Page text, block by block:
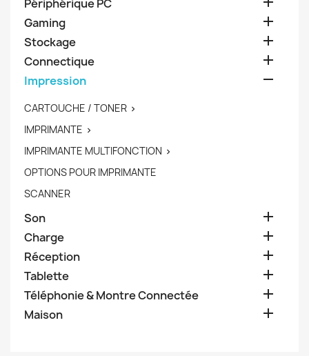
Périphérique PC
Gaming 
Stockage 
Connectique 
Impression 
CARTOUCHE / TONER 
IMPRIMANTE 
IMPRIMANTE MULTIFONCTION 
OPTIONS POUR IMPRIMANTE
SCANNER
Son 
Charge 
Réception 
Tablette 
Téléphonie & Montre Connectée 
Maison 